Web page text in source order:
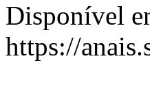
Disponível
https://